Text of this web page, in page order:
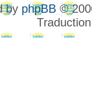
by phpBB ©